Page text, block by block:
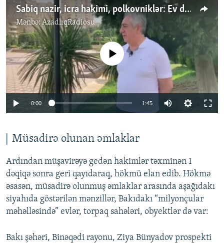
Sabiq nazir, icra hakimi, polkovniklər: Ev dustaqlığında olanlar kimlərdir?
Mənbə: AzadlıqRadiosu
720p 1080p
No media source currently available
0:00 1:45
720p
1080p
Müsadirə olunan əmlaklar
Ardından müşavirəyə gedən hakimlər təxminən 1
dəqiqə sonra geri qayıdaraq, hökmü elan edib. Hökmə
əsasən, müsadirə olunmuş əmlaklar arasında aşağıdakı
siyahıda göstərilən mənzillər, Bakıdakı “milyonçular
məhəlləsində” evlər, torpaq sahələri, obyektlər də var:
Bakı şəhəri, Binəqədi rayonu, Ziya Bünyadov prospekti